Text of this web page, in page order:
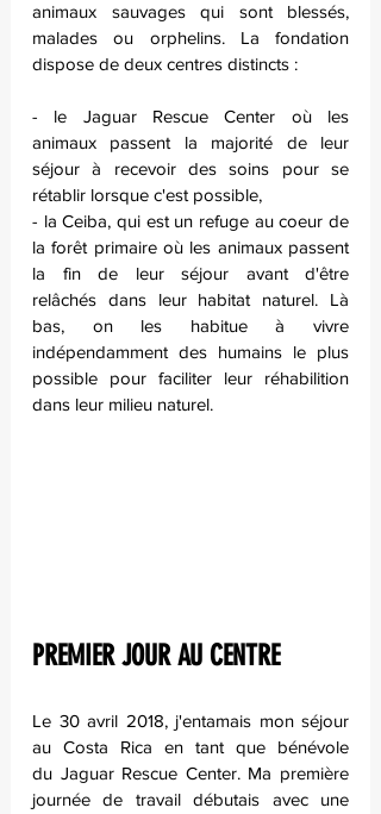
animaux sauvages qui sont blessés,
malades ou orphelins. La fondation
dispose de deux centres distincts :
- le Jaguar Rescue Center où les
animaux passent la majorité de leur
séjour à recevoir des soins pour se
rétablir lorsque c'est possible,
- la Ceiba, qui est un refuge au coeur de
la forêt primaire où les animaux passent
la fin de leur séjour avant d'être
relâchés dans leur habitat naturel. Là
bas, on les habitue à vivre
indépendamment des humains le plus
possible pour faciliter leur réhabilition
dans leur milieu naturel.
PREMIER JOUR AU CENTRE
Le 30 avril 2018, j'entamais mon séjour
au Costa Rica en tant que bénévole
du Jaguar Rescue Center. Ma première
journée de travail débutais avec une